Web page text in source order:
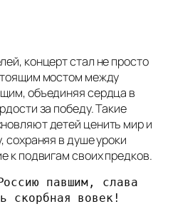
                 Владимир Бушин.
Следующая страница